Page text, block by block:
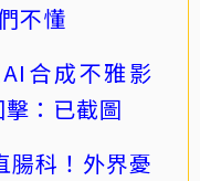
不懂
合成不雅影
：已截圖
腸科！外界憂